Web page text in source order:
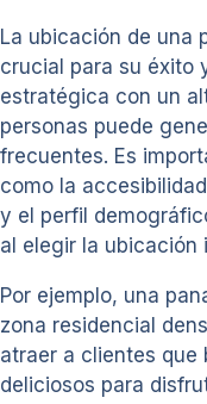
La ubicación de una
crucial para su éxito
estratégica con un
personas puede
frecuentes. Es
como la
y el perfil
al elegir la ubicación
Por ejemplo, una
zona residencial
atraer a clientes
deliciosos para